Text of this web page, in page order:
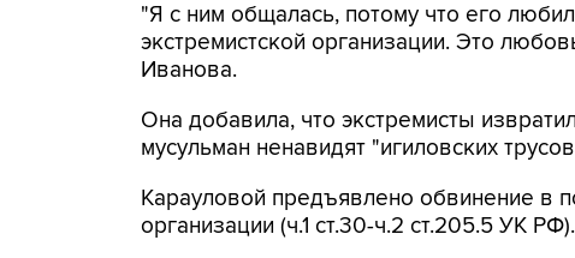
"Я с ним общалась, потому что его
экстремистской организации. Это
Иванова.
Она добавила, что экстремисты
мусульман ненавидят "игиловских
Карауловой предъявлено обвинение в
организации (ч.1 ст.30-ч.2 ст.205.5 УК РФ).